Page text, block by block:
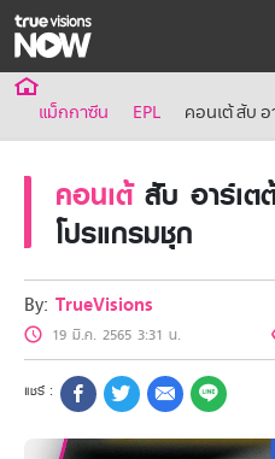
แม็กกาซีน EPL คอนเต้ สับ อ
คอนเต้สับ อาร์เต
โปรแกรมชุก
By: TrueVisions
19 มี.ค. 2565 3:31 น.